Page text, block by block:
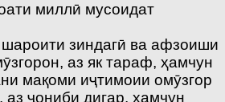
миллӣ мусоидат
зиндагӣ ва афзоиши
аз як тараф, ҳамчун
мақоми иҷтимоии омӯзгор
ҷониби дигар, ҳамчун